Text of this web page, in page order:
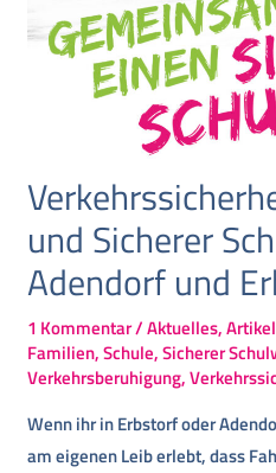
und Sicherer
Adendorf und
1 Kommentar/Aktuelles,Artikel
Familien,Schule,Sicherer
Verkehrsberuhigung,
Wenn ihr in Erbstorf oder
am eigenen Leib erlebt, dass